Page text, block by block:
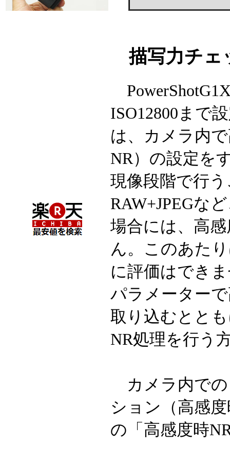
描写力チェ
ISO12800まで
は、カメラ内
NR）の設定を
現像段階で行
RAW+JPEGな
場合には、高
ん。このあた
に評価はでき
パラメーター
取り込むととも
NR処理を行う
カメラ内での
ション（高感
の「高感度時